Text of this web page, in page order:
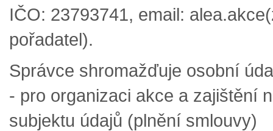
IČO: 23793741, email:
pořadatel).
Správce shromažďuje osobní
- pro organizaci akce a zajištění
subjektu údajů (plnění smlouvy)